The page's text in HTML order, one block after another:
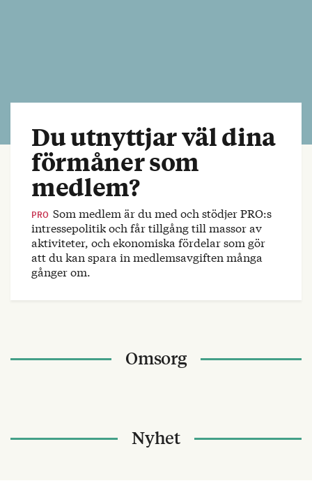
Du utnyttjar väl dina
förmåner som
medlem?
PRO Som medlem är du med och stödjer PRO:s
intressepolitik och får tillgång till massor av
aktiviteter, och ekonomiska fördelar som gör
att du kan spara in medlemsavgiften många
gånger om.
Omsorg
Nyhet